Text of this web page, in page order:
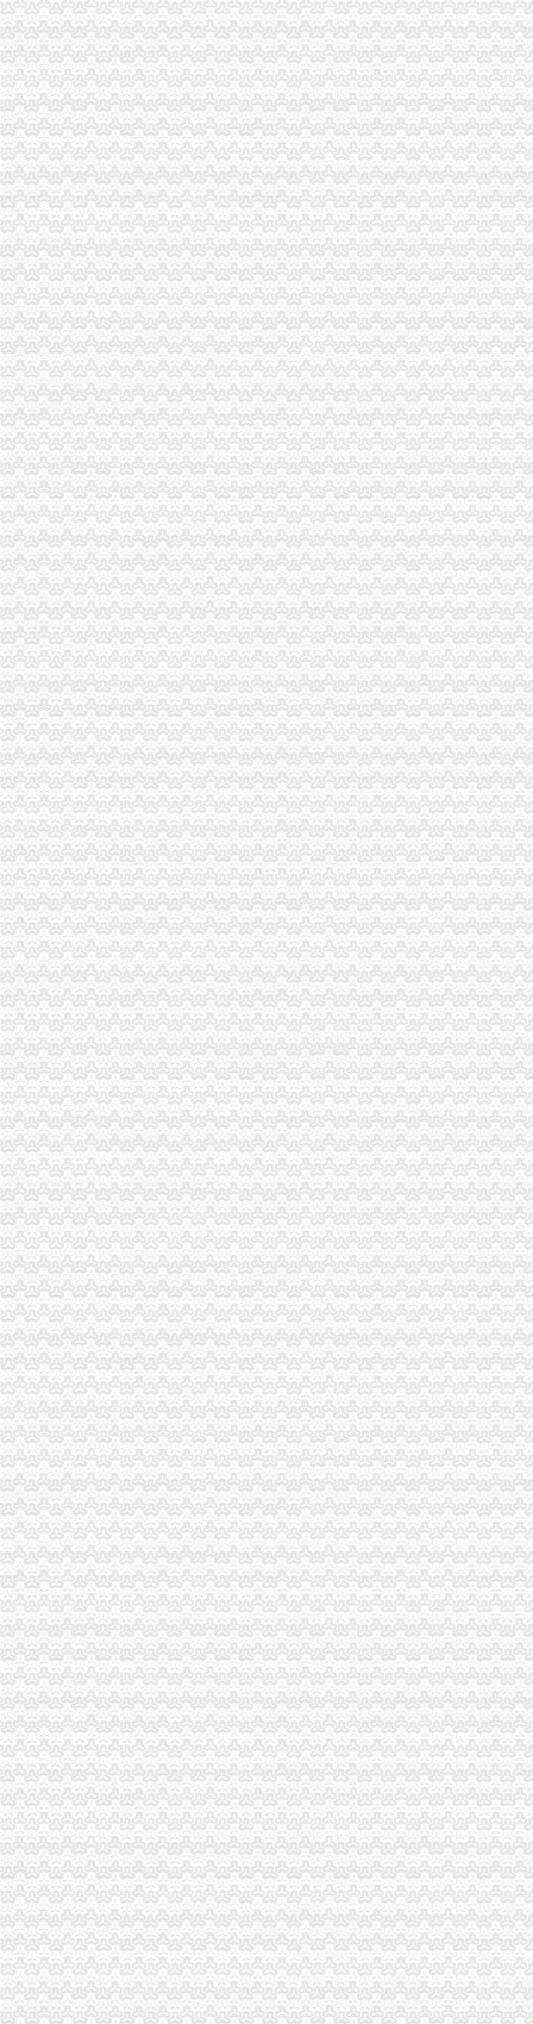
重庆市电子报税服务中心-城市吧街景地图
重庆慢牛众创长期供应公司注册代理记账
渝中区文化播公司转让-重庆58同城
重庆办理营业执照代账税务代理公司注册可提供地址-直辖市重庆专利
重庆验资开户：工商代理、代账报税、审计验资、内部审计、服务专业
重庆大坪大坪正街哪里的会计实操好』教得好_云同盟
【重庆大坪会计实际操作培训班】-九龙坡石桥铺职业培训-重庆赶集网
林区地税局深入日镇大坪村扶贫问-图片新闻-湖北省地方税务局
【重庆渝中大坪财务会计电脑培训】-渝中大坪职业培训-重庆赶集网
【高效注册广州黄埔区公司注册-黄埔区工商注册-工商年检】价格,
东莞会计财务咨询公司代办一般纳税人认定做账报税！_【会计服务】
大坪哪里有好的会计实操培训学校？_会计实操
【58同城】重庆渝北空港新城公司注销服务_公司注销代理_公司注销费
重庆慢牛专业免费注册公司、代理记账、一般纳税人、优惠中-爱喇叭网
香港公司做账报税费用高低依据？_列表网问答
泉州市嘉隆招标代理有限公司关于泉州市鲤城区国地税联合办税服务厅
英利国际广场_建工锦绣华城_楼盘对比分析-重庆乐居
【重庆大坪财务招聘网_财务招聘信息】-重庆智联招聘
泉州市嘉隆招标代理有限公司关于泉州市鲤城区国地税联合办税服务厅
重庆大坪大坪正街会计实操学习班那家好_云同盟
上杭县厂家_上杭县厂家/公司/上杭县供应商-阿里巴巴公司黄页
南昌公司做账报税分为哪些税种？-商务服务-互动百科
【东莞公司注册|东莞代办营业执照|东莞集群注册】-塘厦大坪易登网
重庆渝中大坪会计实操培训哪个学校好?_仁和会计教育123_新浪博客